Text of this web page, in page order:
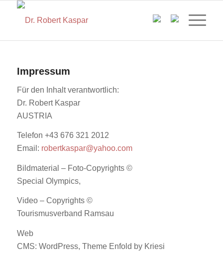
Impressum
Für den Inhalt verantwortlich:
Dr. Robert Kaspar
AUSTRIA
Telefon +43 676 321 2012
Email: robertkaspar@yahoo.com
Bildmaterial – Foto-Copyrights ©
Special Olympics,
Video – Copyrights ©
Tourismusverband Ramsau
Web
CMS: WordPress, Theme Enfold by Kriesi